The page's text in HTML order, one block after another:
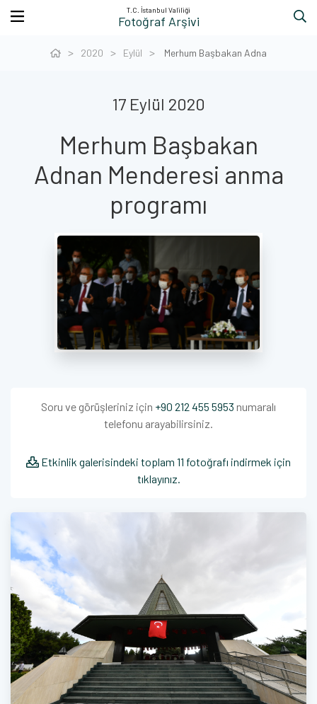
T.C. İstanbul Valiliği
Fotoğraf Arşivi
2020 Eylül Merhum Başbakan Adna
17 Eylül 2020
Merhum Başbakan
Adnan Menderesi anma
programı
Soru ve görüşleriniz için +90 212 455 5953 numaralı
telefonu arayabilirsiniz.
Etkinlik galerisindeki toplam 11 fotoğrafı indirmek için
tıklayınız.